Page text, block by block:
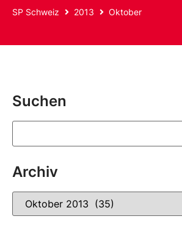
SP Schweiz 2013 Oktober
Suchen
Archiv